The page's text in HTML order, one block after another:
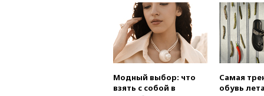
Модный выбор: что
взять с собой в
Самая
обувь